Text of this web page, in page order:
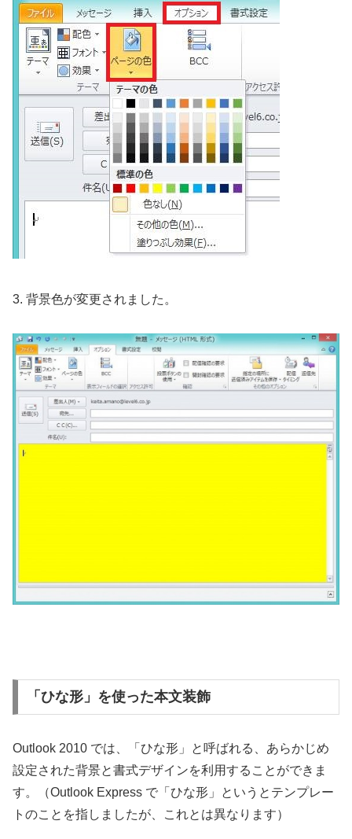
3. 背景色が変更されました。
「ひな形」を使った本文装飾
Outlook 2010 では、「ひな形」と呼ばれる、あらかじめ
設定された背景と書式デザインを利用することができま
す。（Outlook Express で「ひな形」というとテンプレー
トのことを指しましたが、これとは異なります）